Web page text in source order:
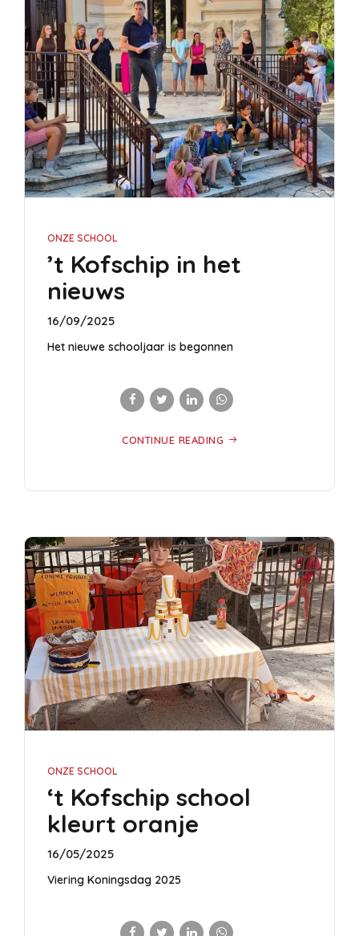
ONZE SCHOOL
’t Kofschip in het
nieuws
16/09/2025
Het nieuwe schooljaar is begonnen
CONTINUE READING
ONZE SCHOOL
‘t Kofschip school
kleurt oranje
16/05/2025
Viering Koningsdag 2025